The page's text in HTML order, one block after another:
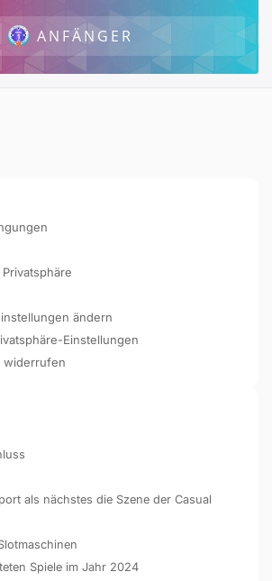
ANFÄNGER
ändern
Einstellungen
widerrufen
als nächstes die Szene der Casual
Spiele im Jahr 2024